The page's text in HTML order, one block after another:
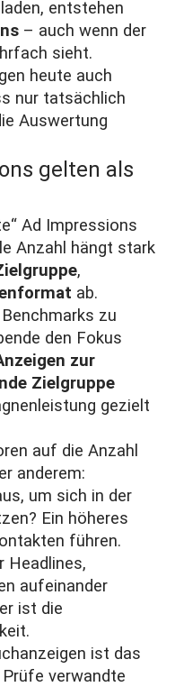
entstehen
– auch wenn der
sieht.
heute auch
nur tatsächlich
Auswertung
gelten als
Ad Impressions
Anzahl hängt stark
,
ab.
zu
den Fokus
zur
Zielgruppe
gezielt
auf die Anzahl
anderem:
um sich in der
Ein höheres
führen.
Headlines,
aufeinander
ist die
ist das
verwandte